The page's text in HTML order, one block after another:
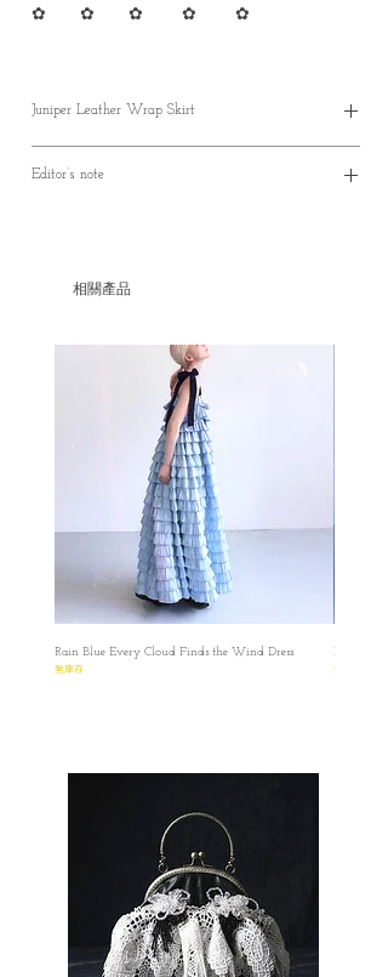
✿ ✿ ✿ ✿ ✿
Juniper Leather Wrap Skirt
✿預購貨品 約10-30個工作天
會比一般情況需時較長)
✿✿✿ Please make sure that you have read and
understood the Terms before placing the order.
✿Please read the size carefully✿
MADE IN KOREA
✿ ✿ ✿ ✿ ✿ ✿ ✿ ✿
✿ length:79 cm
✿ Waist:62 - 68 cm
✿ ✿ ✿ ✿ ✿ ✿ ✿ ✿
都是在陽光下直出，顏色偏黃，比較接近布
Editor’s note
✿裙子是包裹式設計，但內層也有鈕扣固定
✿風格低調但在細節中表現設計感
✿這款皮裙特點是有一則是輕微百褶裙設
計，設有一邊口袋，口袋容量非常強，可以
放電話紙巾，再加唇膏也沒有問題。而且這
款裙子一件已包含有三個size，可以自由調
節，出外逛街吃飽也沒有問題。
✿ 這皮裙也是我這一陣子經常穿的衣服，因
為超級方便，而且上身後真係幾靚，黑色比
較型格，唔想咁悶可以揀橄欖綠色！因為呢
條裙超級方便，吃飽可以較鬆一點，而且口
袋可以裝到好多嘢，缺點就係呢條裙嘅size
只能在一定的範圍內。
相關產品
Rain Blue Every Cloud Finds the Wind Dress
無庫存
Ivory
無庫存